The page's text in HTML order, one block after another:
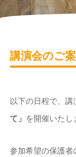
講演会のご
以下の日程で、講
て」 を開催いたし
参加希望の保護者